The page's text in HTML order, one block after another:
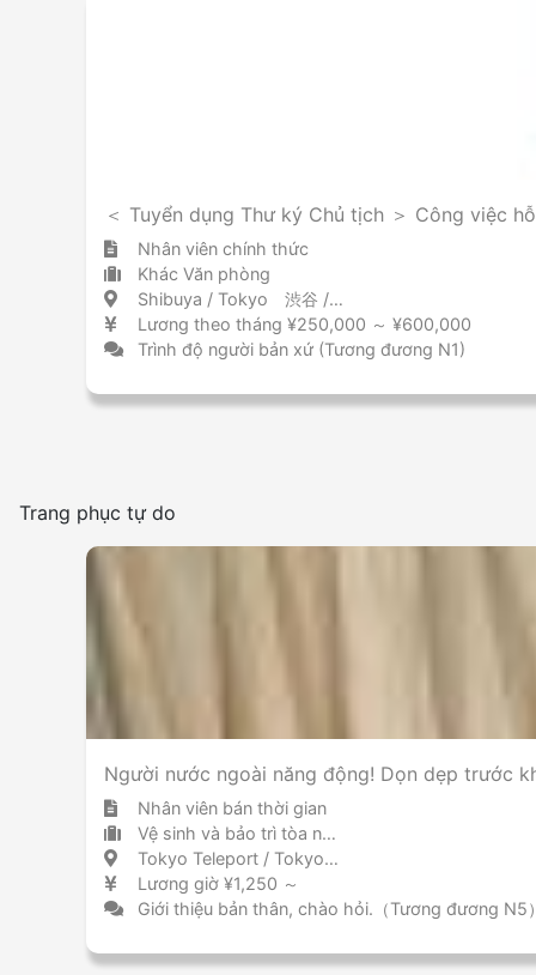
＜ Tuyển dụng Thư ký Chủ tịch ＞ Công việc
Nhân viên chính thức
Khác Văn phòng
Shibuya / Tokyo 渋谷 / 東京都
Lương theo tháng ¥250,000 ～ ¥600,000
Trình độ người bản xứ (Tương đương N1)
Trang phục tự do
Người nước ngoài năng động! Dọn dẹp trước
Nhân viên bán thời gian
Vệ sinh và bảo trì tòa nhà vệ sinh / bảo trì tòa nhà
Tokyo Teleport / Tokyo 東京テレポート / 東京都
Lương giờ ¥1,250 ～
Giới thiệu bản thân, chào hỏi.（Tương đương N5